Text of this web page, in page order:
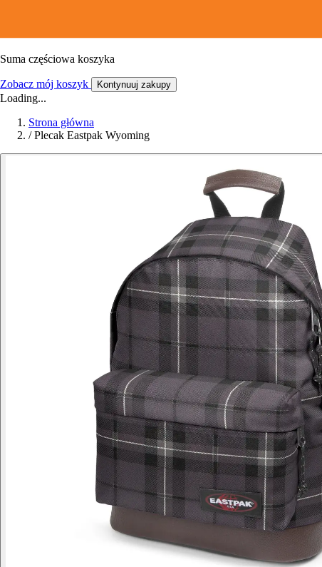
Suma częściowa koszyka
Zobacz mój koszyk Kontynuuj zakupy
Loading...
Strona główna
/ Plecak Eastpak Wyoming